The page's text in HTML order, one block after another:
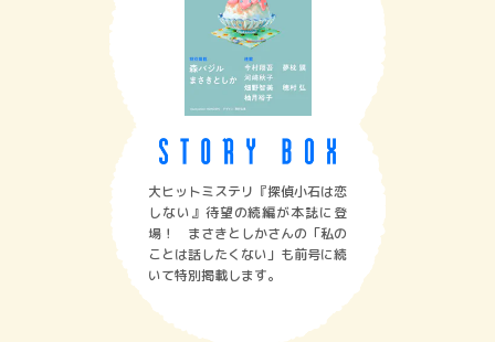
大ヒットミステリ『探偵小石は恋
しない』待望の続編が本誌に登
場！ まさきとしかさんの「私の
ことは話したくない」も前号に続
いて特別掲載します。